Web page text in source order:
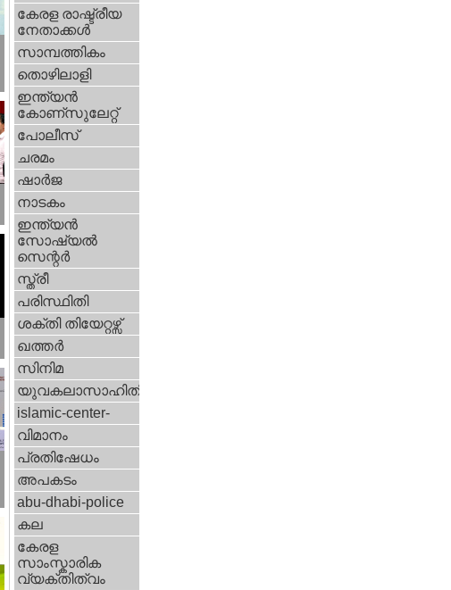
കേരള രാഷ്ട്രീയ
നേതാക്കള്‍
സാമ്പത്തികം
തൊഴിലാളി
ഇന്ത്യന്‍
കോണ്സുലേറ്റ്
പോലീസ്
ചരമം
ഷാര്‍ജ
നാടകം
ഇന്ത്യന്‍
സോഷ്യല്‍
സെന്റര്‍
സ്ത്രീ
പരിസ്ഥിതി
ശക്തി തിയേറ്റഴ്സ്
ഖത്തര്‍
സിനിമ
യുവകലാസാഹിതി
islamic-center-
വിമാനം
പ്രതിഷേധം
അപകടം
abu-dhabi-police
കല
കേരള
സാംസ്കാരിക
വ്യക്തിത്വം